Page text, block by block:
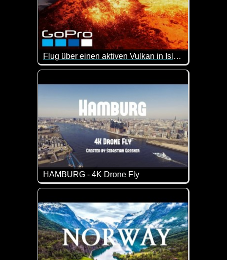
Flug über einen aktiven Vulkan in Island
Was für faszinierende Aufnahmen dieses aktiven
HAMBURG - 4K Drone Fly
So beschreibt der Ersteller dieses Videos
Hamburg ist nicht nur eine Stadt, sondern ein